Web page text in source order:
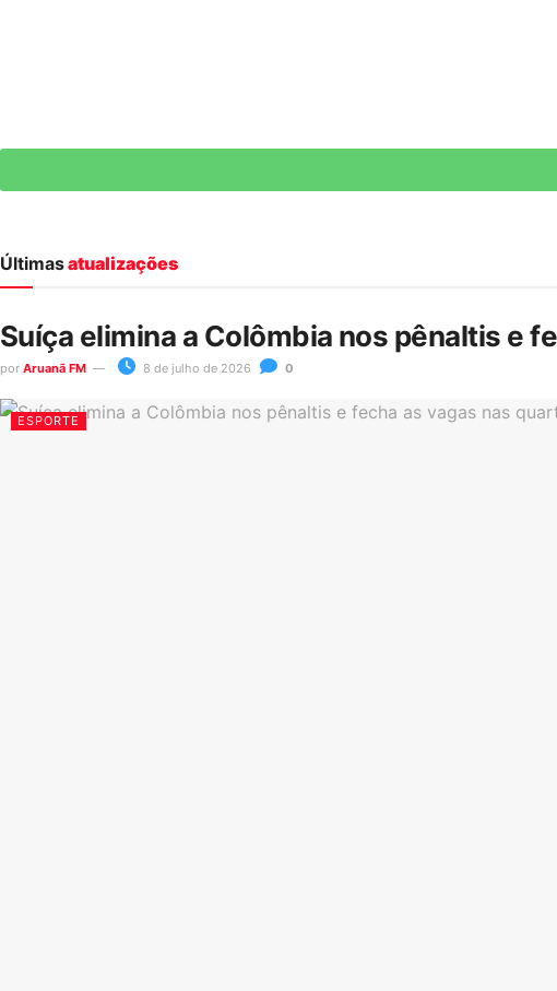
Últimasatualizações
Suíça elimina a Colômbia nos pênaltis e
por Aruanã FM 8 de julho de 2026 0
ESPORTE